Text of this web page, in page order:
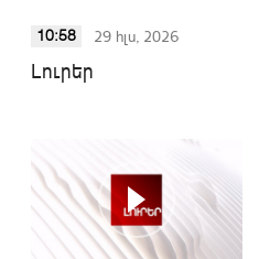
10:58 29 հլս, 2026
Լուրեր